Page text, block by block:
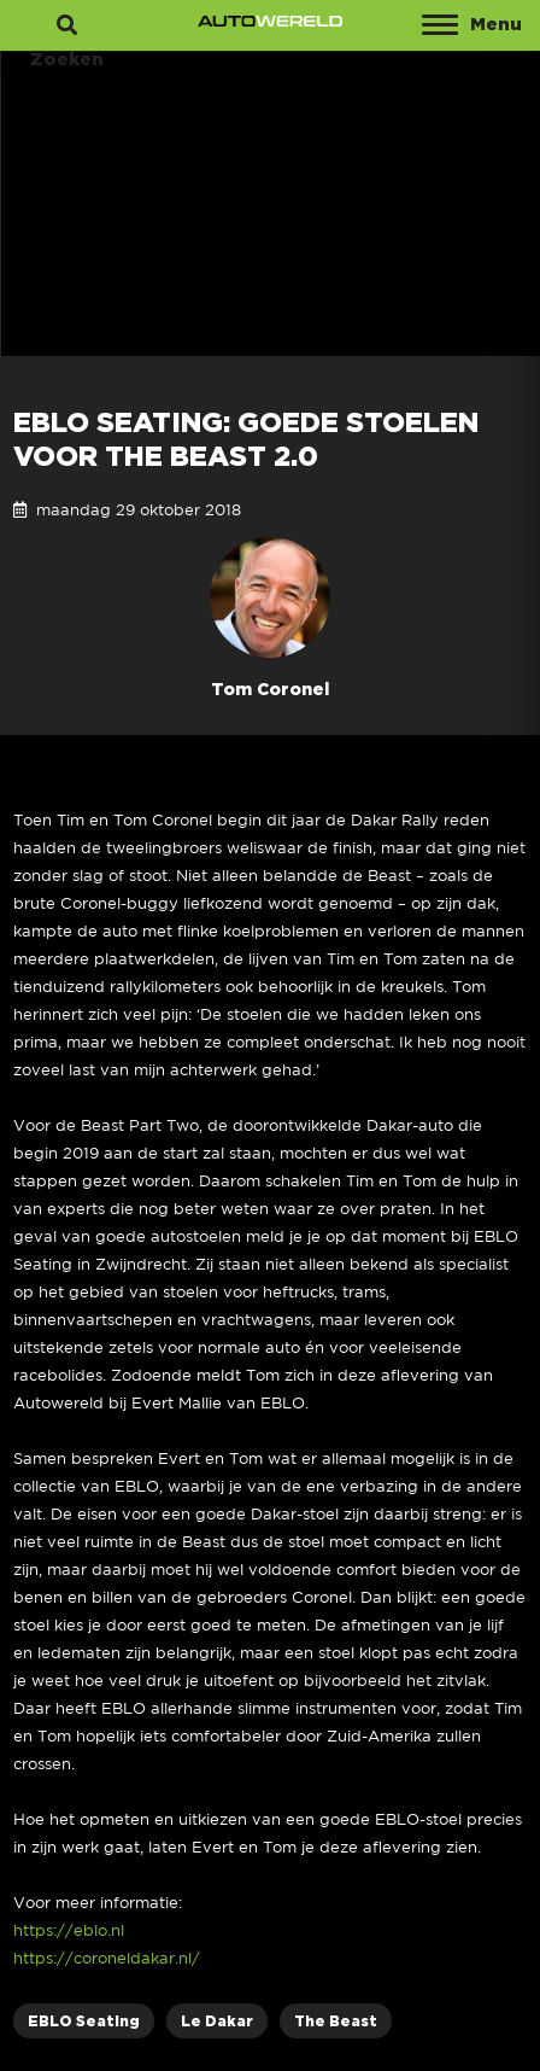
Menu
Zoeken
EBLO SEATING: GOEDE STOELEN
VOOR THE BEAST 2.0
maandag 29 oktober 2018
Tom Coronel
Toen Tim en Tom Coronel begin dit jaar de Dakar Rally reden
haalden de tweelingbroers weliswaar de finish, maar dat ging niet
zonder slag of stoot. Niet alleen belandde de Beast – zoals de
brute Coronel-buggy liefkozend wordt genoemd – op zijn dak,
kampte de auto met flinke koelproblemen en verloren de mannen
meerdere plaatwerkdelen, de lijven van Tim en Tom zaten na de
tienduizend rallykilometers ook behoorlijk in de kreukels. Tom
herinnert zich veel pijn: ‘De stoelen die we hadden leken ons
prima, maar we hebben ze compleet onderschat. Ik heb nog nooit
zoveel last van mijn achterwerk gehad.’
Voor de Beast Part Two, de doorontwikkelde Dakar-auto die
begin 2019 aan de start zal staan, mochten er dus wel wat
stappen gezet worden. Daarom schakelen Tim en Tom de hulp in
van experts die nog beter weten waar ze over praten. In het
geval van goede autostoelen meld je je op dat moment bij EBLO
Seating in Zwijndrecht. Zij staan niet alleen bekend als specialist
op het gebied van stoelen voor heftrucks, trams,
binnenvaartschepen en vrachtwagens, maar leveren ook
uitstekende zetels voor normale auto én voor veeleisende
racebolides. Zodoende meldt Tom zich in deze aflevering van
Autowereld bij Evert Mallie van EBLO.
Samen bespreken Evert en Tom wat er allemaal mogelijk is in de
collectie van EBLO, waarbij je van de ene verbazing in de andere
valt. De eisen voor een goede Dakar-stoel zijn daarbij streng: er is
niet veel ruimte in de Beast dus de stoel moet compact en licht
zijn, maar daarbij moet hij wel voldoende comfort bieden voor de
benen en billen van de gebroeders Coronel. Dan blijkt: een goede
stoel kies je door eerst goed te meten. De afmetingen van je lijf
en ledematen zijn belangrijk, maar een stoel klopt pas echt zodra
je weet hoe veel druk je uitoefent op bijvoorbeeld het zitvlak.
Daar heeft EBLO allerhande slimme instrumenten voor, zodat Tim
en Tom hopelijk iets comfortabeler door Zuid-Amerika zullen
crossen.
Hoe het opmeten en uitkiezen van een goede EBLO-stoel precies
in zijn werk gaat, laten Evert en Tom je deze aflevering zien.
Voor meer informatie:
https://eblo.nl
https://coroneldakar.nl/
EBLO Seating Le Dakar The Beast